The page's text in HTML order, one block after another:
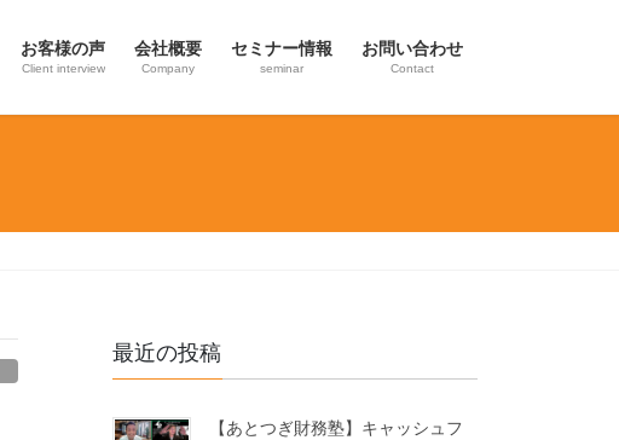
お客様の声
Client interview
会社概要
Company
セミナー情報
seminar
お問い合わせ
Contact
最近の投稿
【あとつぎ財務塾】キャッシュフ